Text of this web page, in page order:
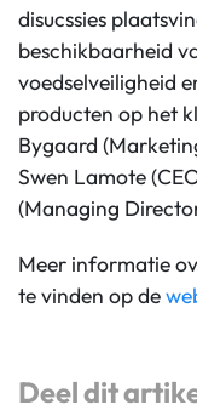
disucssies
beschikbaarheid
voedselveiligheid
producten op het
Bygaard
Swen Lamote
(Managing
Meer informatie
te vinden op de
Deel dit